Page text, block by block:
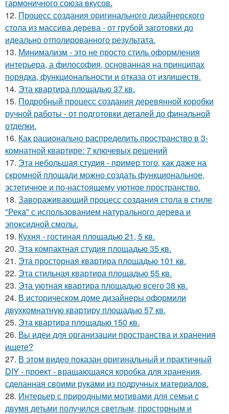
гармоничного союза вкусов.
12. Процесс создания оригинального дизайнерского
стола из массива дерева - от грубой заготовки до
идеально отполированного результата.
13. Минимализм - это не просто стиль оформления
интерьера, а философия, основанная на принципах
порядка, функциональности и отказа от излишеств.
14. Эта квартира площадью 37 кв.
15. Подробный процесс создания деревянной коробки
ручной работы - от подготовки деталей до финальной
отделки.
16. Как рационально распределить пространство в 3-
комнатной квартире: 7 ключевых решений
17. Эта небольшая студия - пример того, как даже на
скромной площади можно создать функциональное,
эстетичное и по-настоящему уютное пространство.
18. Завораживающий процесс создания стола в стиле
"Река" с использованием натурального дерева и
эпоксидной смолы.
19. Кухня - гостиная площадью 21, 5 кв.
20. Эта компактная студия площадью 35 кв.
21. Эта просторная квартира площадью 101 кв.
22. Эта стильная квартира площадью 55 кв.
23. Эта уютная квартира площадью всего 38 кв.
24. В историческом доме дизайнеры оформили
двухкомнатную квартиру площадью 57 кв.
25. Эта квартира площадью 150 кв.
26. Вы идеи для организации пространства и хранения
ищете?
27. В этом видео показан оригинальный и практичный
DIY - проект - вращающаяся коробка для хранения,
сделанная своими руками из подручных материалов.
28. Интерьер с природными мотивами для семьи с
двумя детьми получился светлым, просторным и